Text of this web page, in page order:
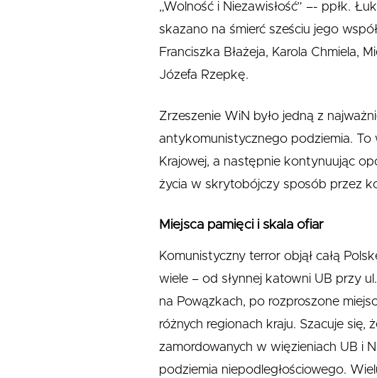
„Wolność i Niezawisłość” –- ppłk.
skazano na śmierć sześciu jego
Franciszka Błażeja, Karola Chmiela,
Józefa Rzepkę.
Zrzeszenie WiN było jedną z
antykomunistycznego podziemia. To
Krajowej, a następnie kontynuując
życia w skrytobójczy sposób przez
Miejsca pamięci i skala ofiar
Komunistyczny terror objął całą
wiele – od słynnej katowni UB przy
na Powązkach, po rozproszone
różnych regionach kraju. Szacuje się,
zamordowanych w więzieniach UB i
podziemia niepodległościowego.